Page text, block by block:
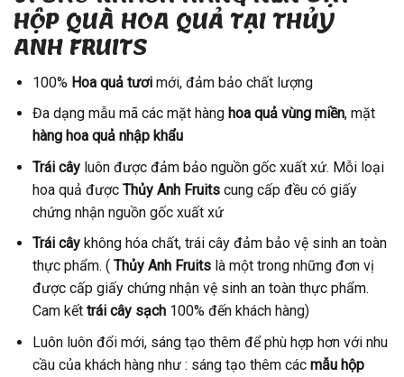
HỘP QUÀ HOA QUẢ TẠI THỦY
ANH FRUITS
100% Hoa quả tươimới, đảm bảo chất lượng
Đa dạng mẫu mã các mặt hàng hoa quả vùng miền, mặt
hàng hoa quả nhập khẩu
Trái câyluôn được đảm bảo nguồn gốc xuất xứ. Mỗi loại
hoa quả được Thủy Anh Fruitscung cấp đều có giấy
chứng nhận nguồn gốc xuất xứ
Trái câykhông hóa chất, trái cây đảm bảo vệ sinh an toàn
thực phẩm. ( Thủy Anh Fruitslà một trong những đơn vị
được cấp giấy chứng nhận vệ sinh an toàn thực phẩm.
Cam kết trái cây sạch100% đến khách hàng)
Luôn luôn đổi mới, sáng tạo thêm để phù hợp hơn với nhu
cầu của khách hàng như : sáng tạo thêm các mẫu hộp